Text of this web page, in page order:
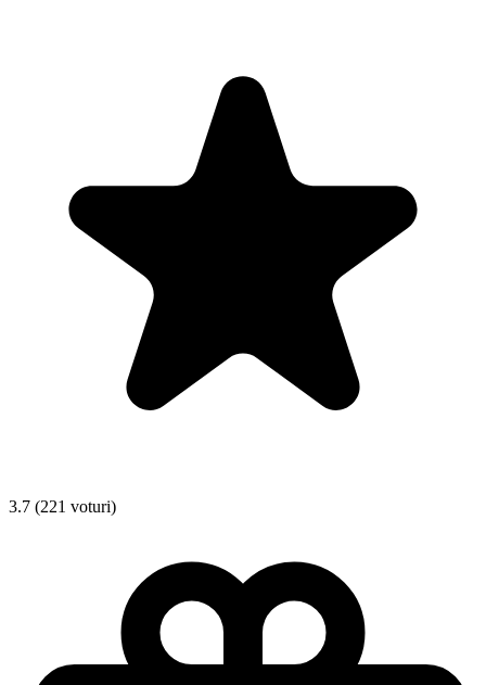
3.7 (221 voturi)